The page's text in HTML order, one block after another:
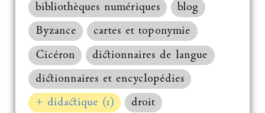
bibliothèques numériques
blog
Byzance
cartes et toponymie
Cicéron
dictionnaires de langue
dictionnaires et encyclopédies
+ didactique (1)
droit